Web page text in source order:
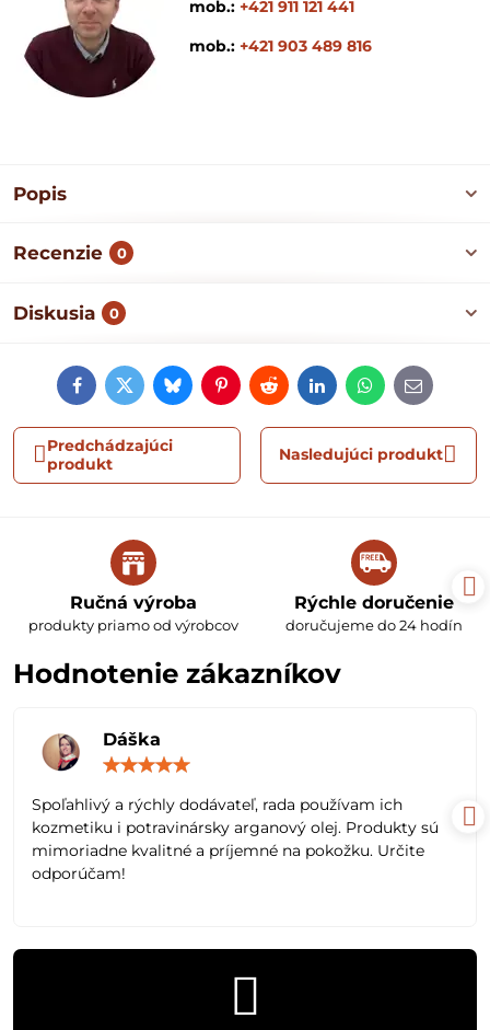
mob.: +421 911 121 441
mob.: +421 903 489 816
Popis
Recenzie 0
Diskusia 0
FacebookTwitterBlueskyPinterestRedditLinkedInWhatsApp
E-
mail
Predchádzajúci
produkt
Nasledujúci produkt
Ručná výroba
produkty priamo od výrobcov
Rýchle doručenie
doručujeme do 24 hodín
Hodnotenie zákazníkov
Dáška
5
Spoľahlivý a rýchly dodávateľ, rada používam ich
kozmetiku i potravinársky arganový olej. Produkty sú
mimoriadne kvalitné a príjemné na pokožku. Určite
odporúčam!